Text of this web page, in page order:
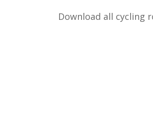
Download all cycling